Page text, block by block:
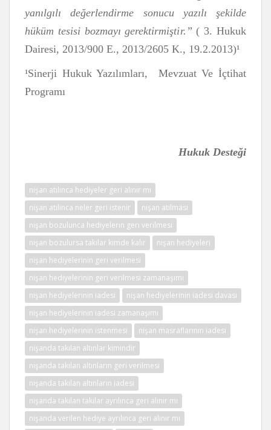
yanılgılı değerlendirme sonucu yazılı şekilde
hüküm tesisi bozmayı gerektirmiştir.” ( 3. Hukuk
Dairesi, 2013/900 E., 2013/2605 K., 19.2.2013)¹
¹Sinerji Hukuk Yazılımları, Mevzuat Ve İçtihat
Programı
Hukuk Desteği
nişan atılınca hediyeler geri alınır mı
nişan atılınca neler geri istenir
nişan atılması
nişan bozulunca hediyelerin geri verilmesi
nişan bozulursa takılar kimde kalır
nişan hediyeleri
nişan hediyelerinin geri verilmesi
nişan hediyelerinin geri verilmesi zamanaşımı
nişan hediyelerinin iadesi
nişan hediyelerinin iadesi davası
nişan hediyelerinin iadesi zamanaşımı
nişan hediyelerinin istenmesi
nişan masraflarının iadesi
nişanda takılan altınlar kimindir
nişanda takılan altınların geri verilmesi
nişanda takılan altınların iadesi
nişanda takılan takılar ayrılınca geri alınır mı
nişanda verilen hediye ayrılınca geri alınır mı